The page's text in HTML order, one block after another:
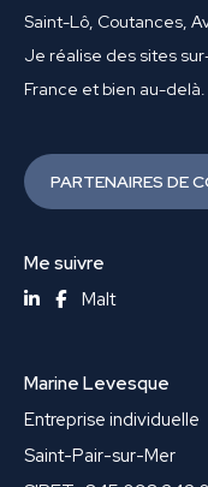
Saint-Lô, Coutances,
Je réalise des sites
France et bien au-delà.
PARTENAIRES DE
Me suivre
Malt
Marine Levesque
Entreprise individuelle
Saint-Pair-sur-Mer